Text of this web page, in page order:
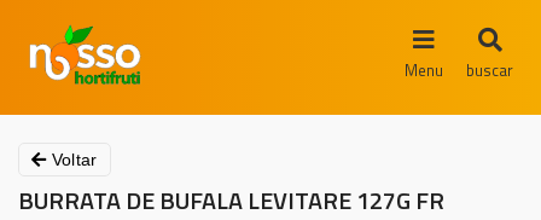
Menu buscar
Voltar
BURRATA DE BUFALA LEVITARE 127G FR